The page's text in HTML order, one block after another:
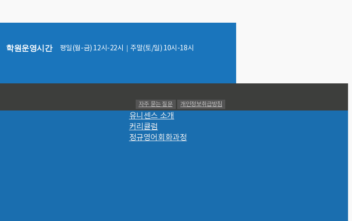
학원운영시간 평일(월-금) 12시-22시｜주말(토/일) 10시-18시
자주 묻는 질문 개인정보취급방침
Back
To
Top
유니센스 소개
커리큘럼
정규영어회화과정